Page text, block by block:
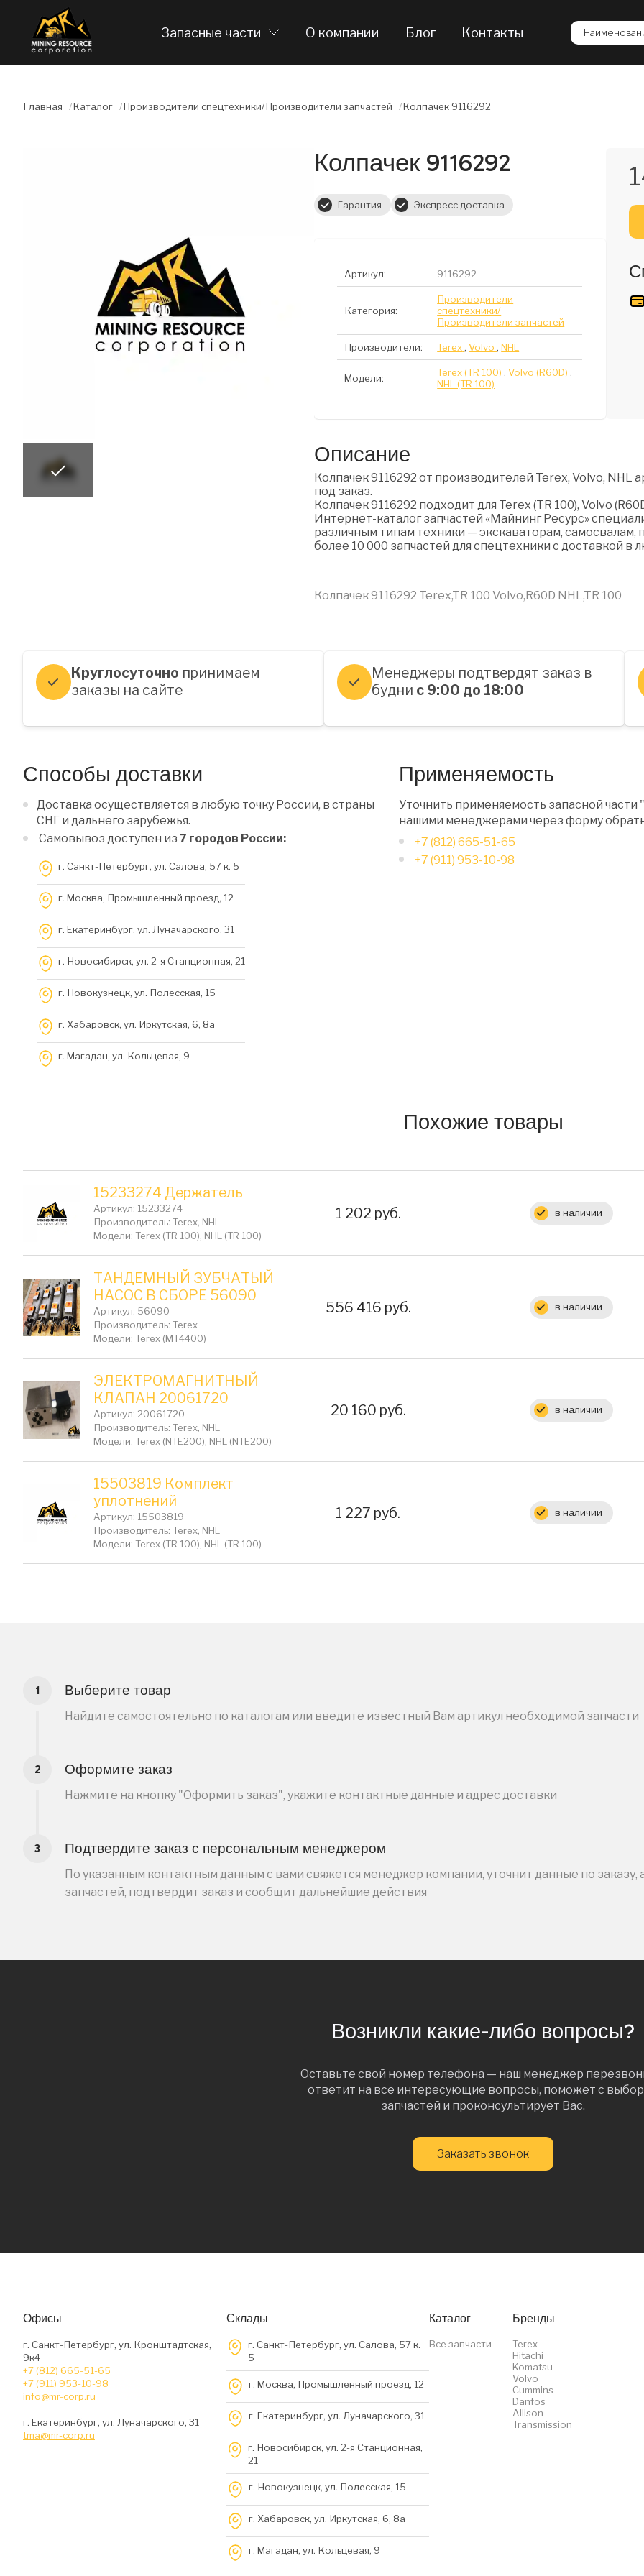
Запасные части О компании Блог Контакты
Главная /Каталог /Производители спецтехники/Производители запчастей /Колпачек 9116292
Колпачек 9116292
Гарантия Экспресс доставка
Артикул: 9116292
Категория:
Производители
спецтехники/
Производители запчастей
Производители: Terex ,Volvo ,NHL
Модели: Terex (TR 100) ,Volvo (R60D) ,
NHL (TR 100)
Описание
Колпачек 9116292 от производителей Terex, Volvo, NHL
под заказ.
Колпачек 9116292 подходит для Terex (TR 100), Volvo
Интернет-каталог запчастей «Майнинг Ресурс»
различным типам техники — экскаваторам, самосвалам,
более 10 000 запчастей для спецтехники с доставкой
Колпачек 9116292 Terex,TR 100 Volvo,R60D NHL,TR 100
Круглосуточно принимаем
заказы на сайте
Менеджеры подтвердят заказ в
будни с 9:00 до 18:00
Способы доставки
Доставка осуществляется в любую точку России, в страны
СНГ и дальнего зарубежья.
Самовывоз доступен из 7 городов России:
г. Санкт-Петербург, ул. Салова, 57 к. 5
г. Москва, Промышленный проезд, 12
г. Екатеринбург, ул. Луначарского, 31
г. Новосибирск, ул. 2-я Станционная, 21
г. Новокузнецк, ул. Полесская, 15
г. Хабаровск, ул. Иркутская, 6, 8a
г. Магадан, ул. Кольцевая, 9
Применяемость
Уточнить применяемость запасной
нашими менеджерами через форму
+7 (812) 665-51-65
+7 (911) 953-10-98
Похожие товары
15233274 Держатель
Артикул: 15233274
Производитель: Terex, NHL
Модели: Terex (TR 100), NHL (TR 100)
Цена:
1 202 руб. в наличии
ТАНДЕМНЫЙ ЗУБЧАТЫЙ
НАСОС В СБОРЕ 56090
Артикул: 56090
Производитель: Terex
Модели: Terex (MT4400)
Цена:
556 416 руб. в наличии
ЭЛЕКТРОМАГНИТНЫЙ
КЛАПАН 20061720
Артикул: 20061720
Производитель: Terex, NHL
Модели: Terex (NTE200), NHL (NTE200)
Цена:
20 160 руб. в наличии
15503819 Комплект
уплотнений
Артикул: 15503819
Производитель: Terex, NHL
Модели: Terex (TR 100), NHL (TR 100)
Цена:
1 227 руб. в наличии
Выберите товар
Найдите самостоятельно по каталогам или введите известный Вам артикул необходимой запчасти
Оформите заказ
Нажмите на кнопку "Оформить заказ", укажите контактные данные и адрес доставки
Подтвердите заказ с персональным менеджером
По указанным контактным данным с вами свяжется менеджер компании, уточнит данные по заказу,
запчастей, подтвердит заказ и сообщит дальнейшие действия
Возникли какие-либо вопросы?
Оставьте свой номер телефона — наш менеджер
ответит на все интересующие вопросы, поможет с
запчастей и проконсультирует Вас.
Заказать звонок
Офисы
г. Санкт-Петербург, ул. Кронштадтская,
9к4
+7 (812) 665-51-65
+7 (911) 953-10-98
info@mr-corp.ru
г. Екатеринбург, ул. Луначарского, 31
tma@mr-corp.ru
Склады
г. Санкт-Петербург, ул. Салова, 57 к.
5
г. Москва, Промышленный проезд, 12
г. Екатеринбург, ул. Луначарского, 31
г. Новосибирск, ул. 2-я Станционная,
21
г. Новокузнецк, ул. Полесская, 15
г. Хабаровск, ул. Иркутская, 6, 8a
г. Магадан, ул. Кольцевая, 9
Каталог
Все запчасти
Бренды
Terex
Hitachi
Komatsu
Volvo
Cummins
Danfos
Allison
Transmission